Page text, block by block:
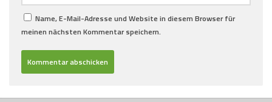
Name, E-Mail-Adresse und Website in diesem Browser für
meinen nächsten Kommentar speichern.